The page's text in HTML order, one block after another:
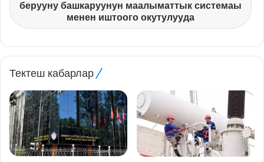
берууну башкаруунун маалыматтык системаы
менен иштоого окутулууда
Тектеш кабарлар